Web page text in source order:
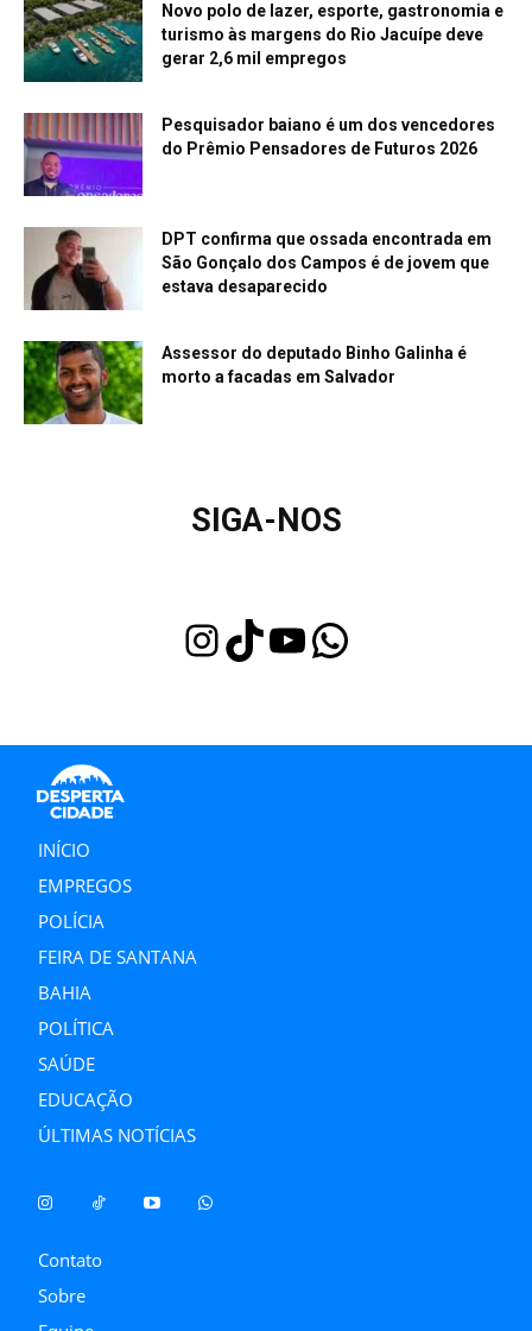
Novo polo de lazer, esporte, gastronomia e
turismo às margens do Rio Jacuípe deve
gerar 2,6 mil empregos
Pesquisador baiano é um dos vencedores
do Prêmio Pensadores de Futuros 2026
DPT confirma que ossada encontrada em
São Gonçalo dos Campos é de jovem que
estava desaparecido
Assessor do deputado Binho Galinha é
morto a facadas em Salvador
SIGA-NOS
InstagramTikTok Youtube WhatsApp
INÍCIO
EMPREGOS
POLÍCIA
FEIRA DE SANTANA
BAHIA
POLÍTICA
SAÚDE
EDUCAÇÃO
ÚLTIMAS NOTÍCIAS
Contato
Sobre